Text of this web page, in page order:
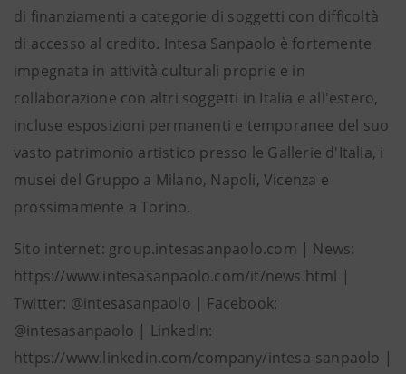
di finanziamenti a categorie di soggetti con difficoltà
di accesso al credito. Intesa Sanpaolo è fortemente
impegnata in attività culturali proprie e in
collaborazione con altri soggetti in Italia e all'estero,
incluse esposizioni permanenti e temporanee del suo
vasto patrimonio artistico presso le Gallerie d'Italia, i
musei del Gruppo a Milano, Napoli, Vicenza e
prossimamente a Torino.
Sito internet: group.intesasanpaolo.com | News:
https://www.intesasanpaolo.com/it/news.html |
Twitter: @intesasanpaolo | Facebook:
@intesasanpaolo | LinkedIn:
https://www.linkedin.com/company/intesa-sanpaolo |